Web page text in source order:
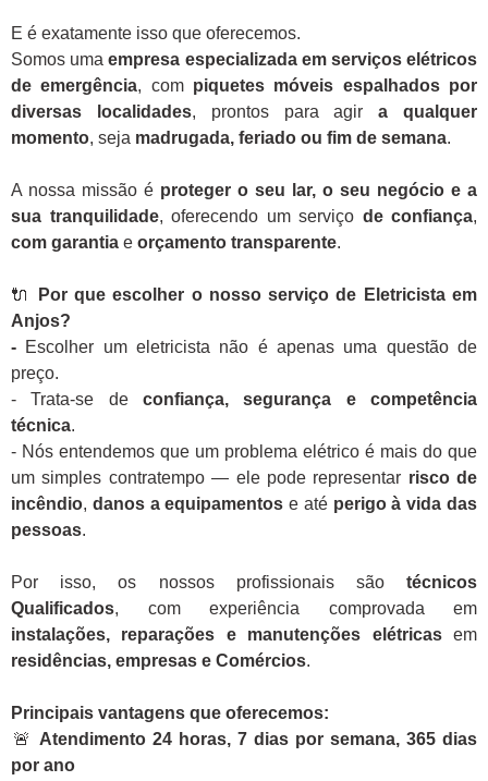
E é exatamente isso que oferecemos.
Somos umaempresa especializada em serviços elétricos
de emergência, com piquetes móveis espalhados por
diversas localidades, prontos para agira qualquer
momento, seja madrugada, feriado ou fim de semana.
A nossa missão é proteger o seu lar, o seu negócio e a
sua tranquilidade, oferecendo um serviço de confiança,
com garantia e orçamento transparente.
🔌
Por que escolher o nosso serviço de Eletricista em
Anjos?
- Escolher um eletricista não é apenas uma questão de
preço.
- Trata-se de confiança, segurança e competência
técnica.
- Nós entendemos que um problema elétrico é mais do que
um simples contratempo — ele pode representar risco de
incêndio, danos a equipamentos e até perigo à vida das
pessoas.
Por isso, os nossos profissionais são técnicos
Qualificados, com experiência comprovada em
instalações, reparações e manutenções elétricasem
residências, empresas e Comércios.
Principais vantagens que oferecemos:
🚨 Atendimento 24 horas, 7 dias por semana, 365 dias
por ano